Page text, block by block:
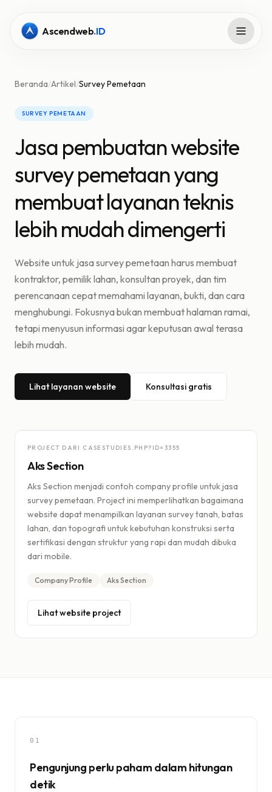
Ascendweb.ID
Beranda/Artikel/Survey Pemetaan
SURVEY PEMETAAN
Jasa pembuatan website
survey pemetaan yang
membuat layanan teknis
lebih mudah dimengerti
Website untuk jasa survey pemetaan harus membuat
kontraktor, pemilik lahan, konsultan proyek, dan tim
perencanaan cepat memahami layanan, bukti, dan cara
menghubungi. Fokusnya bukan membuat halaman ramai,
tetapi menyusun informasi agar keputusan awal terasa
lebih mudah.
Lihat layanan website Konsultasi gratis
PROJECT DARI CASESTUDIES.PHP?ID= 3355
Aks Section
Aks Section menjadi contoh company profile untuk jasa
survey pemetaan. Project ini memperlihatkan bagaimana
website dapat menampilkan layanan survey tanah, batas
lahan, dan topografi untuk kebutuhan konstruksi serta
sertifikasi dengan struktur yang rapi dan mudah dibuka
dari mobile.
Company Profile Aks Section
Lihat website project
01
Pengunjung perlu paham dalam hitungan
detik